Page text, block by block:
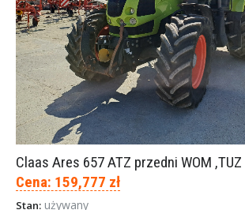
Claas Ares 657 ATZ przedni WOM ,TUZ
Cena: 159,777 zł
Stan: używany